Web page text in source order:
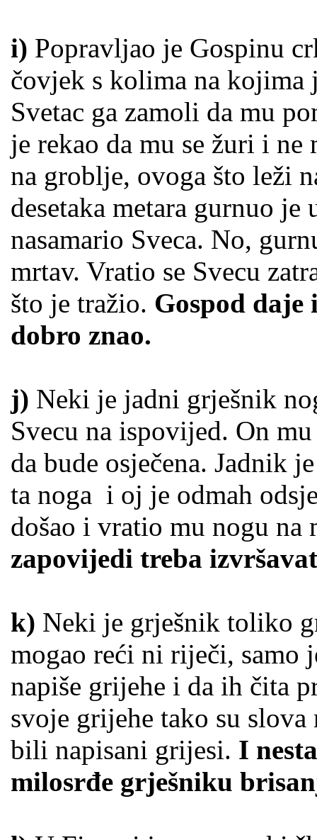
i) Popravljao je Gospinu
čovjek s kolima na kojima
Svetac ga zamoli da mu
je rekao da mu se žuri i ne
na groblje, ovoga što leži
desetaka metara gurnuo
nasamario Sveca. No,
mrtav. Vratio se Svecu
što je tražio. Gospod daje
dobro znao.
j) Neki je jadni grješnik
Svecu na ispovijed. On
da bude osječena. Jadnik
ta noga i oj je odmah
došao i vratio mu nogu
zapovijedi treba
k) Neki je grješnik toliko
mogao reći ni riječi, samo
napiše grijehe i da ih čita
svoje grijehe tako su slova
bili napisani grijesi. I
milosrđe grješniku